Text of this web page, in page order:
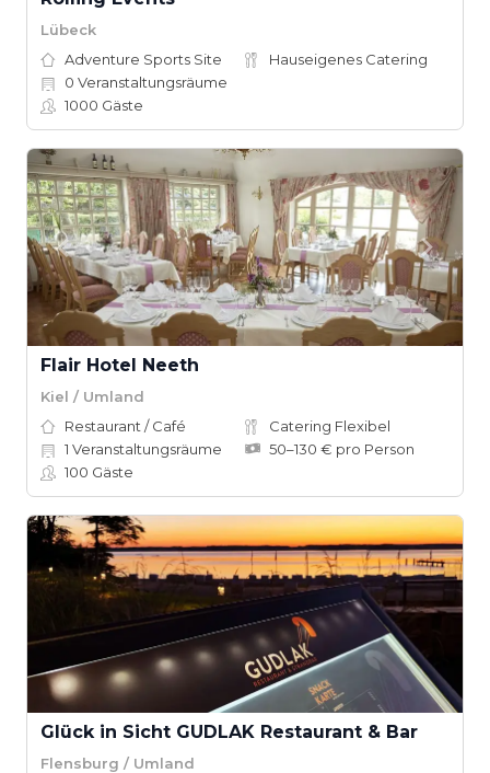
Lübeck
Adventure Sports Site
Hauseigenes Catering
0 Veranstaltungsräume
1000 Gäste
Flair Hotel Neeth
Kiel / Umland
Restaurant / Café
Catering Flexibel
1 Veranstaltungsräume
50–130 € pro Person
100 Gäste
Glück in Sicht GUDLAK Restaurant & Bar
Flensburg / Umland